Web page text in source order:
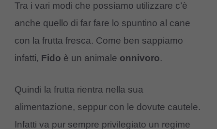
Tra i vari modi che possiamo utilizzare c’è
anche quello di far fare lo spuntino al cane
con la frutta fresca. Come ben sappiamo
infatti, Fido è un animale onnivoro.
Quindi la frutta rientra nella sua
alimentazione, seppur con le dovute cautele.
Infatti va pur sempre privilegiato un regime